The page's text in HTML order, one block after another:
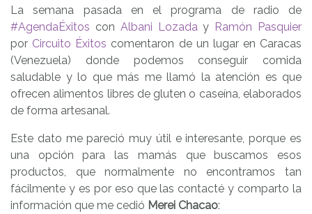
La semana pasada en el programa de radio de
#AgendaÉxitos con Albani Lozaday Ramón Pasquier
por Circuito Éxitos comentaron de un lugar en Caracas
(Venezuela) donde podemos conseguir comida
saludable y lo que más me llamó la atención es que
ofrecen alimentos libres de gluten o caseína, elaborados
de forma artesanal.
Este dato me pareció muy útil e interesante, porque es
una opción para las mamás que buscamos esos
productos, que normalmente no encontramos tan
fácilmente y es por eso que las contacté y comparto la
información que me cedió Merei Chacao: